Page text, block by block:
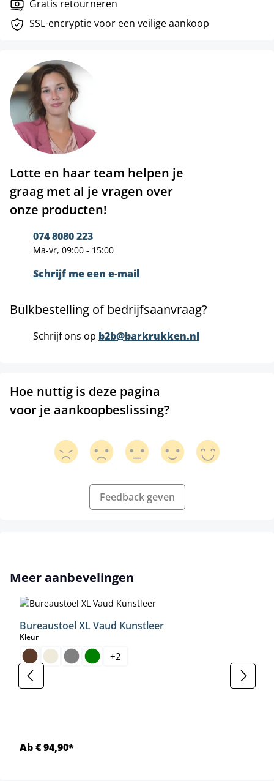
Gratis retourneren
SSL-encryptie voor een veilige aankoop
Lotte en haar team helpen je
graag met al je vragen over
onze producten!
074 8080 223
Ma-vr, 09:00 - 15:00
Schrijf me een e-mail
Bulkbestelling of bedrijfsaanvraag?
Schrijf ons op b2b@barkrukken.nl
Hoe nuttig is deze pagina
voor je aankoopbeslissing?
Feedback geven
Productgalerij overslaan
Meer aanbevelingen
Bureaustoel XL Vaud Kunstleer
Kleurselect
+2
Ab € 94,90*